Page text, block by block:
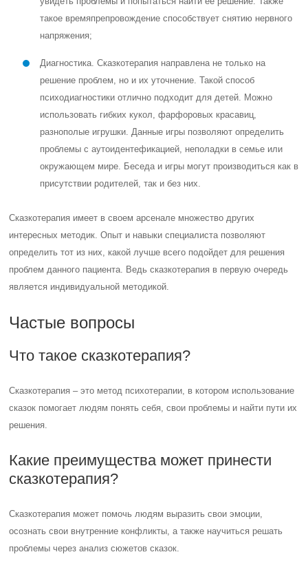
такое времяпрепровождение способствует снятию нервного
напряжения;
Диагностика. Сказкотерапия направлена не только на
решение проблем, но и их уточнение. Такой способ
психодиагностики отлично подходит для детей. Можно
использовать гибких кукол, фарфоровых красавиц,
разнополые игрушки. Данные игры позволяют определить
проблемы с аутоидентефикацией, неполадки в семье или
окружающем мире. Беседа и игры могут производиться как в
присутствии родителей, так и без них.
Сказкотерапия имеет в своем арсенале множество других
интересных методик. Опыт и навыки специалиста позволяют
определить тот из них, какой лучше всего подойдет для решения
проблем данного пациента. Ведь сказкотерапия в первую очередь
является индивидуальной методикой.
Частые вопросы
Что такое сказкотерапия?
Сказкотерапия – это метод психотерапии, в котором использование
сказок помогает людям понять себя, свои проблемы и найти пути их
решения.
Какие преимущества может принести
сказкотерапия?
Сказкотерапия может помочь людям выразить свои эмоции,
осознать свои внутренние конфликты, а также научиться решать
проблемы через анализ сюжетов сказок.